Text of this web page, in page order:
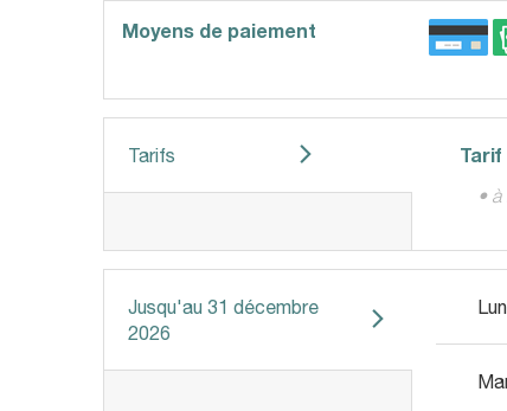
Moyens de paiement
Tarifs
•
Jusqu'au 31 décembre
2026